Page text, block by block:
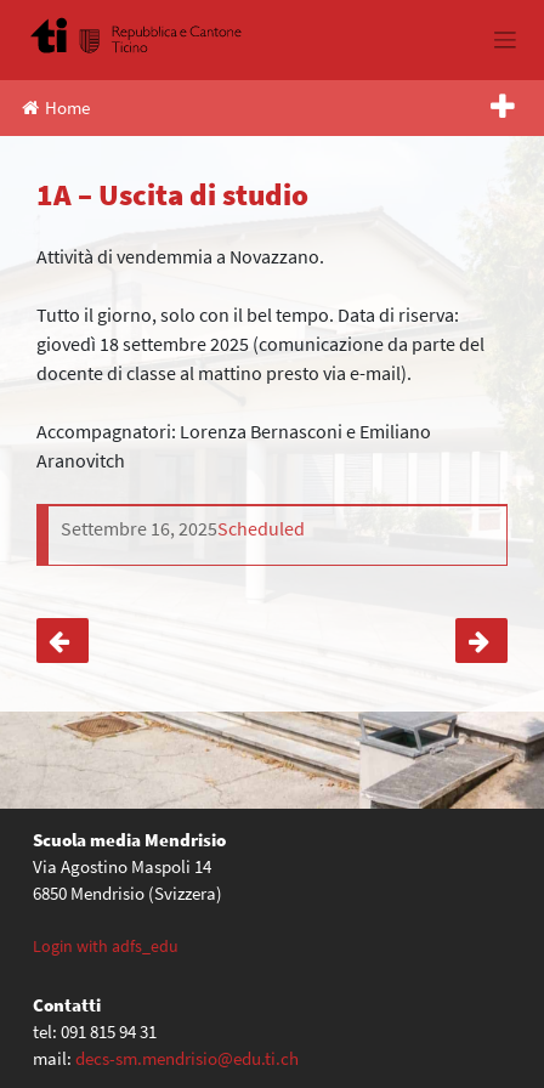
Home
1A – Uscita di studio
Attività di vendemmia a Novazzano.
Tutto il giorno, solo con il bel tempo. Data di riserva:
giovedì 18 settembre 2025 (comunicazione da parte del
docente di classe al mattino presto via e-mail).
Accompagnatori: Lorenza Bernasconi e Emiliano
Aranovitch
Settembre 16, 2025Scheduled
Navigazione
articoli
Scuola media Mendrisio
Via Agostino Maspoli 14
6850 Mendrisio (Svizzera)
Login with adfs_edu
Contatti
tel: 091 815 94 31
mail: decs-sm.mendrisio@edu.ti.ch